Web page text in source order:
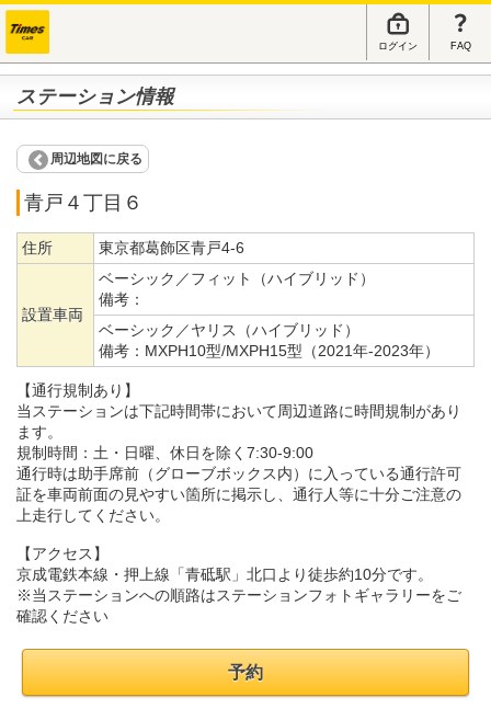
ログイン FAQ
ステーション情報
周辺地図に戻る
青戸４丁目６
住所 東京都葛飾区青戸4-6
設置車両
ベーシック／フィット（ハイブリッド）
備考：
ベーシック／ヤリス（ハイブリッド）
備考： MXPH10型/MXPH15型（2021年-2023年）
【通行規制あり】
当ステーションは下記時間帯において周辺道路に時間規制があり
ます。
規制時間：土・日曜、休日を除く7:30-9:00
通行時は助手席前（グローブボックス内）に入っている通行許可
証を車両前面の見やすい箇所に掲示し、通行人等に十分ご注意の
上走行してください。
【アクセス】
京成電鉄本線・押上線「青砥駅」北口より徒歩約10分です。
※当ステーションへの順路はステーションフォトギャラリーをご
確認ください
予約